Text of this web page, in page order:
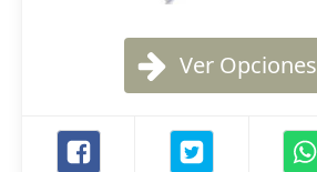
Ver Opciones